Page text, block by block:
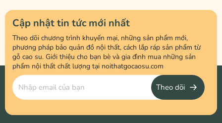
Cập nhật tin tức mới nhất
Theo dõi chương trình khuyến mại, những sản phẩm mới,
phương pháp bảo quản đồ nội thất, cách lắp ráp sản phẩm từ
gỗ cao su. Giới thiệu cho bạn bè và gia đình mua những sản
phẩm nội thất chất lượng tại noithatgocaosu.com
Theo dõi